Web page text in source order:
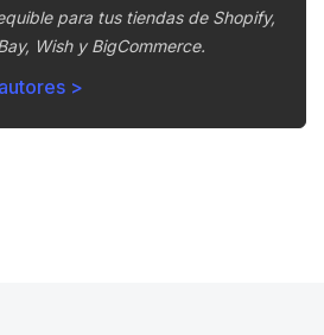
para tus tiendas de Shopify,
Wish y BigCommerce.
>